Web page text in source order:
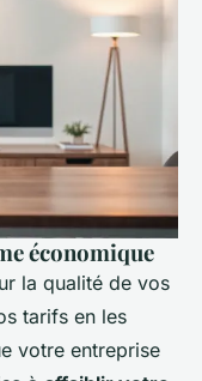
économique
la qualité de vos
tarifs en les
votre entreprise